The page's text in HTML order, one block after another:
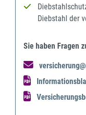
Diebstahl der
Sie haben Fragen